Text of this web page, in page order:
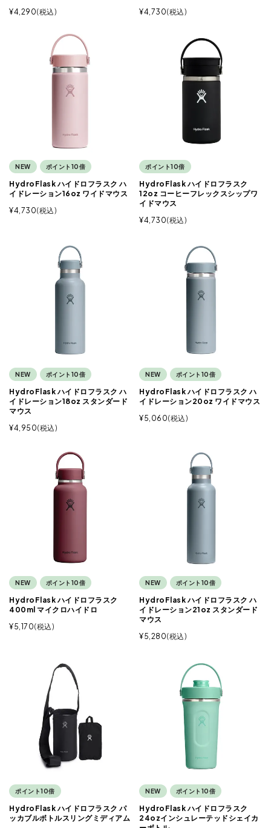
¥4,290 税込
¥4,730 税込
NEW ポイント10倍
HydroFlask ハイドロフラスク ハ
イドレーション16oz ワイドマウス
¥4,730 税込
ポイント10倍
HydroFlask ハイドロフラスク
12oz コーヒーフレックスシップワ
イドマウス
¥4,730 税込
NEW ポイント10倍
HydroFlask ハイドロフラスク ハ
イドレーション18oz スタンダード
マウス
¥4,950 税込
NEW ポイント10倍
HydroFlask ハイドロフラスク ハ
イドレーション20oz ワイドマウス
¥5,060 税込
NEW ポイント10倍
HydroFlask ハイドロフラスク
400ml マイクロハイドロ
¥5,170 税込
NEW ポイント10倍
HydroFlask ハイドロフラスク ハ
イドレーション21oz スタンダード
マウス
¥5,280 税込
ポイント10倍
HydroFlask ハイドロフラスク パ
ッカブルボトルスリングミディアム
NEW ポイント10倍
HydroFlask ハイドロフラスク
24ozインシュレーテッドシェイカ